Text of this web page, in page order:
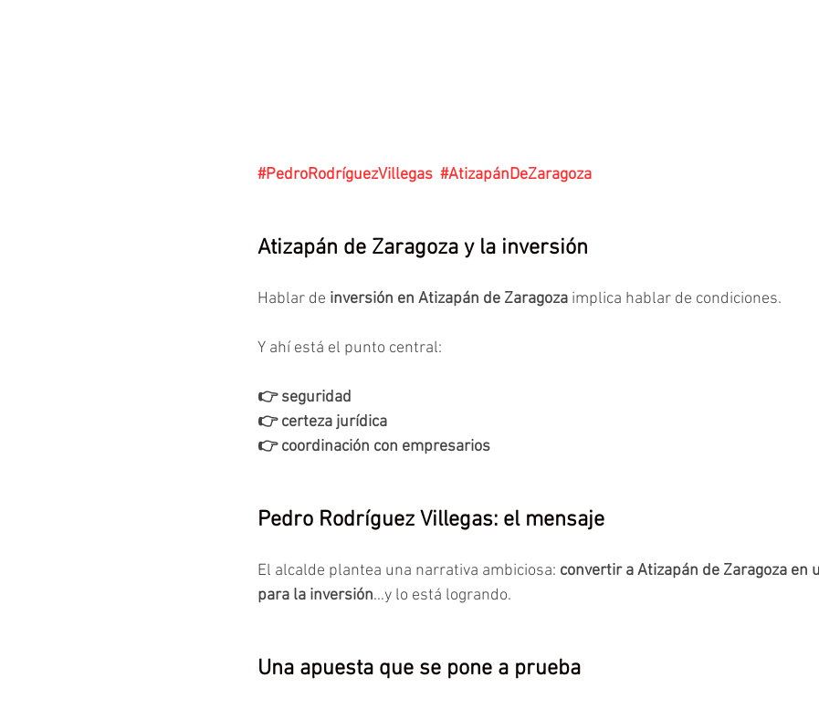
#PedroRodríguezVillegas #AtizapánDeZaragoza
Atizapán de Zaragoza y la inversión
Hablar de inversión en Atizapán de Zaragoza implica hablar de condiciones.
Y ahí está el punto central:
👉 seguridad
👉 certeza jurídica
👉 coordinación con empresarios
Pedro Rodríguez Villegas: el mensaje
El alcalde plantea una narrativa ambiciosa: convertir a Atizapán de Zaragoza en
para la inversión…y lo está logrando.
Una apuesta que se pone a prueba